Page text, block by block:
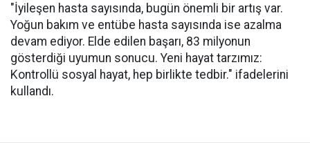
"İyileşen hasta sayısında, bugün önemli bir artış var.
Yoğun bakım ve entübe hasta sayısında ise azalma
devam ediyor. Elde edilen başarı, 83 milyonun
gösterdiği uyumun sonucu. Yeni hayat tarzımız:
Kontrollü sosyal hayat, hep birlikte tedbir." ifadelerini
kullandı.